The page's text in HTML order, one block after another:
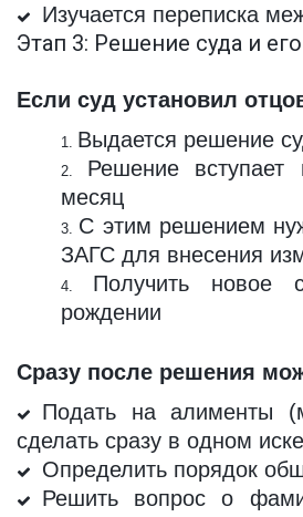
Изучается переписка
Этап 3: Решение суда и
Если суд установил
Выдается решение
Решение
месяц
С этим решением
ЗАГС для внесения
Получить новое
рождении
Сразу после решения
Подать на алименты
сделать сразу в одном
Определить порядок
Решить вопрос о